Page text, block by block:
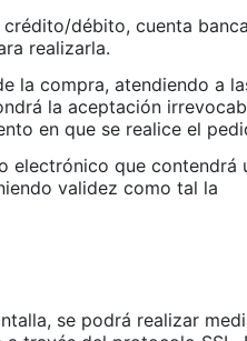
débito, cuenta
realizarla.
la compra, atendiendo a
la aceptación
en que se realice el
electrónico que contendrá
validez como tal la
se podrá realizar